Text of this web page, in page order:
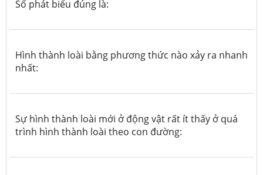
Số phát biểu đúng là:
Hình thành loài bằng phương thức nào xảy ra nhanh
nhất:
Sự hình thành loài mới ở động vật rất ít thấy ở quá
trình hình thành loài theo con đường: